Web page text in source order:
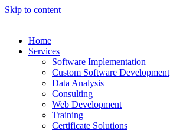
Skip to content
Home
Services
Software Implementation
Custom Software Development
Data Analysis
Consulting
Web Development
Training
Certificate Solutions